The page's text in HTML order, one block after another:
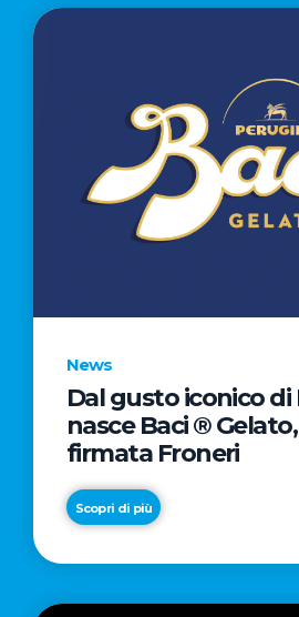
News
Dal gusto iconico di
nasce Baci ®
firmata Froneri
Scopri di più